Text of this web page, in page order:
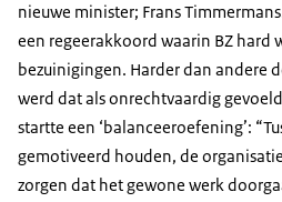
nieuwe minister; Frans
een regeerakkoord waarin BZ hard
bezuinigingen. Harder dan andere
werd dat als onrechtvaardig
startte een ‘balanceeroefening’:
gemotiveerd houden, de
zorgen dat het gewone werk